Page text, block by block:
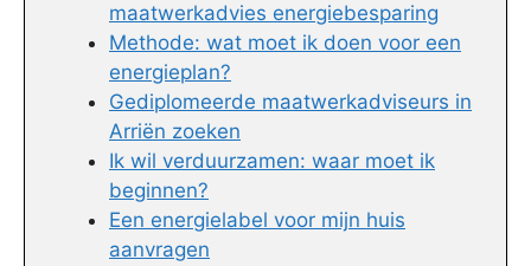
maatwerkadvies energiebesparing
Methode: wat moet ik doen voor een
energieplan?
Gediplomeerde maatwerkadviseurs in
Arriën zoeken
Ik wil verduurzamen: waar moet ik
beginnen?
Een energielabel voor mijn huis
aanvragen